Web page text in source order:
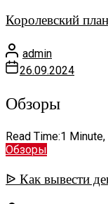
Королевский
admin
26.09.2024
Обзоры
Read Time:1
Обзоры
ᐉ Как вывести